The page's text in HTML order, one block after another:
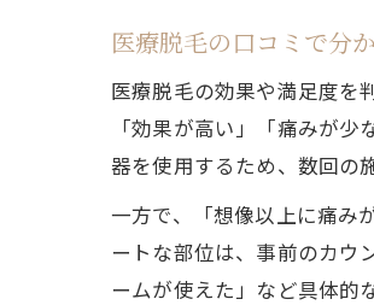
医療脱毛の口コミで分
医療脱毛の効果や満足度を
「効果が高い」「痛みが
器を使用するため、数回の
一方で、「想像以上に痛み
ートな部位は、事前のカウ
ームが使えた」など具体的